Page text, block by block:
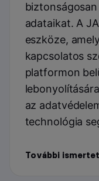
adataikat. A
eszköze,
kapcsolatos
platformon
az
technológia
További